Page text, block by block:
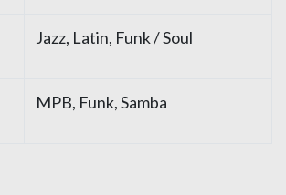
Jazz, Latin, Funk / Soul
MPB, Funk,Samba